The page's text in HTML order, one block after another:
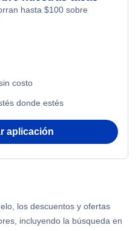
York
hasta $100 sobre
costo
donde estés
aplicación
los descuentos y ofertas
incluyendo la búsqueda en